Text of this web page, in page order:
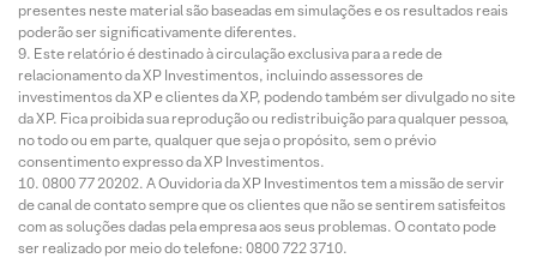
presentes neste material são baseadas em simulações e os resultados reais
poderão ser significativamente diferentes.
Este relatório é destinado à circulação exclusiva para a rede de
relacionamento da XP Investimentos, incluindo assessores de
investimentos da XP e clientes da XP, podendo também ser divulgado no site
da XP. Fica proibida sua reprodução ou redistribuição para qualquer pessoa,
no todo ou em parte, qualquer que seja o propósito, sem o prévio
consentimento expresso da XP Investimentos.
0800 77 20202. A Ouvidoria da XP Investimentos tem a missão de servir
de canal de contato sempre que os clientes que não se sentirem satisfeitos
com as soluções dadas pela empresa aos seus problemas. O contato pode
ser realizado por meio do telefone: 0800 722 3710.